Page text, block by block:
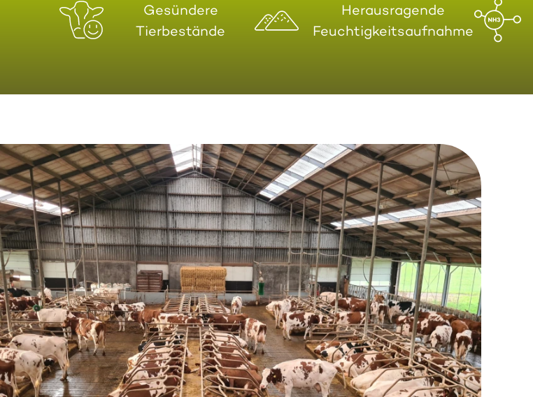
Gesündere
Tierbestände
Herausragende
Feuchtigkeitsaufnahme